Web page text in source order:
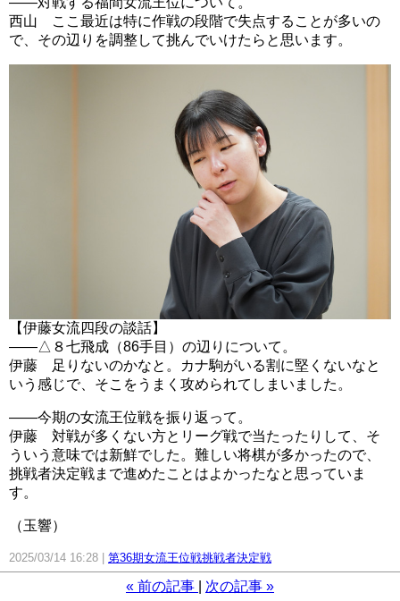
西山 ここ最近は特に作戦の段階で失点することが多いの
で、その辺りを調整して挑んでいけたらと思います。
【伊藤女流四段の談話】
――△８七飛成（86手目）の辺りについて。
伊藤 足りないのかなと。カナ駒がいる割に堅くないなと
いう感じで、そこをうまく攻められてしまいました。
――今期の女流王位戦を振り返って。
伊藤 対戦が多くない方とリーグ戦で当たったりして、そ
ういう意味では新鮮でした。難しい将棋が多かったので、
挑戦者決定戦まで進めたことはよかったなと思っていま
す。
（玉響）
2025/03/14 16:28 第36期女流王位戦挑戦者決定戦
« 前の記事 次の記事 »